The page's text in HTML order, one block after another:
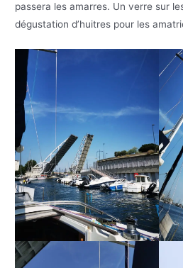
passera les amarres. Un verre sur
dégustation d’huitres pour les